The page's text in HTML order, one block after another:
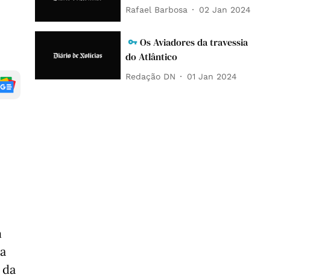
Rafael Barbosa 02 Jan 2024
Os Aviadores da travessia
do Atlântico
Redação DN 01 Jan 2024